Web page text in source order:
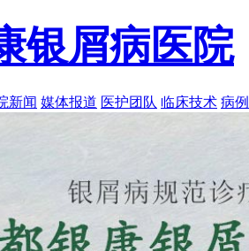
银屑病医院
新闻 媒体报道 医护团队 临床技术 病